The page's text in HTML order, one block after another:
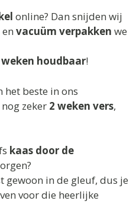
online? Dan snijden wij
en vacuüm verpakken we
houdbaar!
het beste in ons
zeker 2 weken vers,
kaas door de
gewoon in de gleuf, dus je
voor die heerlijke